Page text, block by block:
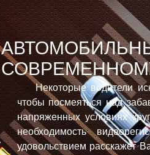
Некоторые водители
чтобы посмеяться над
напряженных условиях
необходимость
удовольствием расскажет